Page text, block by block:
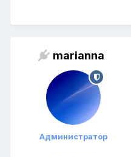
marianna
Администратор